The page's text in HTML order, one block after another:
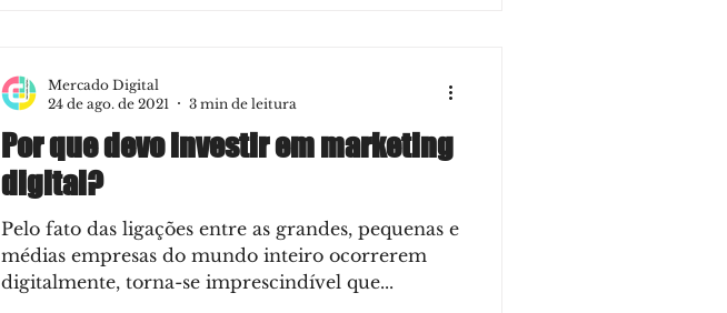
Por que devo investir em marketing
digital?
Pelo fato das ligações entre as grandes, pequenas e
médias empresas do mundo inteiro ocorrerem
digitalmente, torna-se imprescindível que...
Mercado Digital
24 de ago. de 2021
3 min de leitura